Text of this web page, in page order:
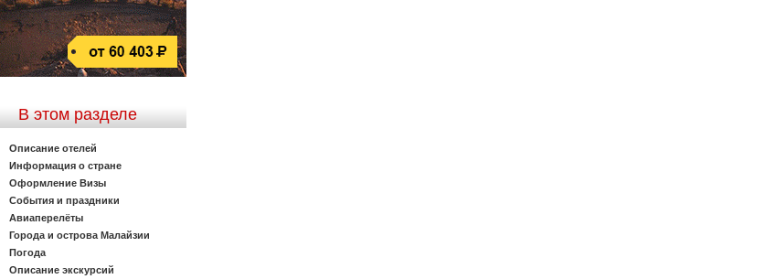
В этом разделе
Описание отелей
Информация о стране
Оформление Визы
События и праздники
Авиаперелёты
Города и острова Малайзии
Погода
Описание экскурсий